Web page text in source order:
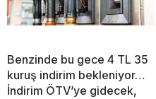
Benzinde bu gece 4 TL 35
kuruş indirim bekleniyor…
İndirim ÖTV’ye gidecek,